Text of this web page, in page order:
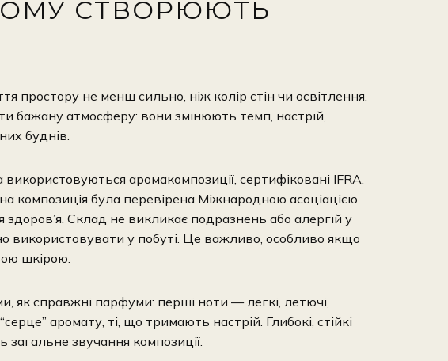
СТВОРЮЮТЬ
простору не менш сильно, ніж колір стін чи освітлення.
атмосферу: вони змінюють темп, настрій,
буднів.
аромакомпозиції, сертифіковані IFRA.
композиція була перевірена Міжнародною асоціацією
Склад не викликає подразнень або алергій у
використовувати у побуті. Це важливо, особливо якщо
шкірою.
як справжні парфуми: перші ноти — легкі, летючі,
аромату, ті, що тримають настрій. Глибокі, стійкі
звучання композиції.